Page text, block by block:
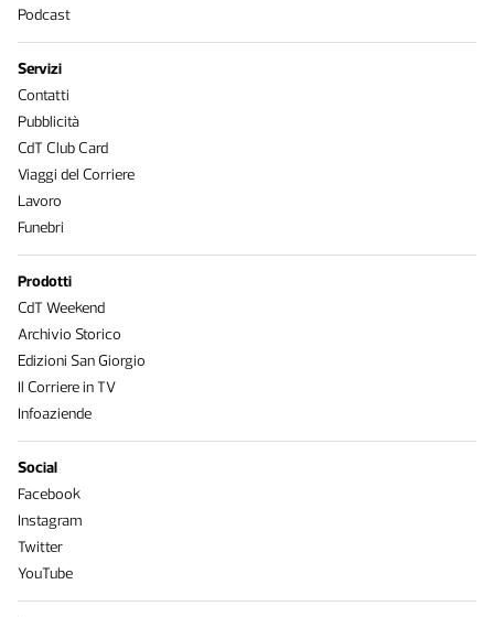
Podcast
Servizi
Contatti
Pubblicità
CdT Club Card
Viaggi del Corriere
Lavoro
Funebri
Prodotti
CdT Weekend
Archivio Storico
Edizioni San Giorgio
Il Corriere in TV
Infoaziende
Social
Facebook
Instagram
Twitter
YouTube